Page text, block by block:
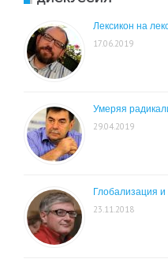
Лексикон на
17.06.2019
Умеряя
29.04.2019
Глобализация
23.11.2018